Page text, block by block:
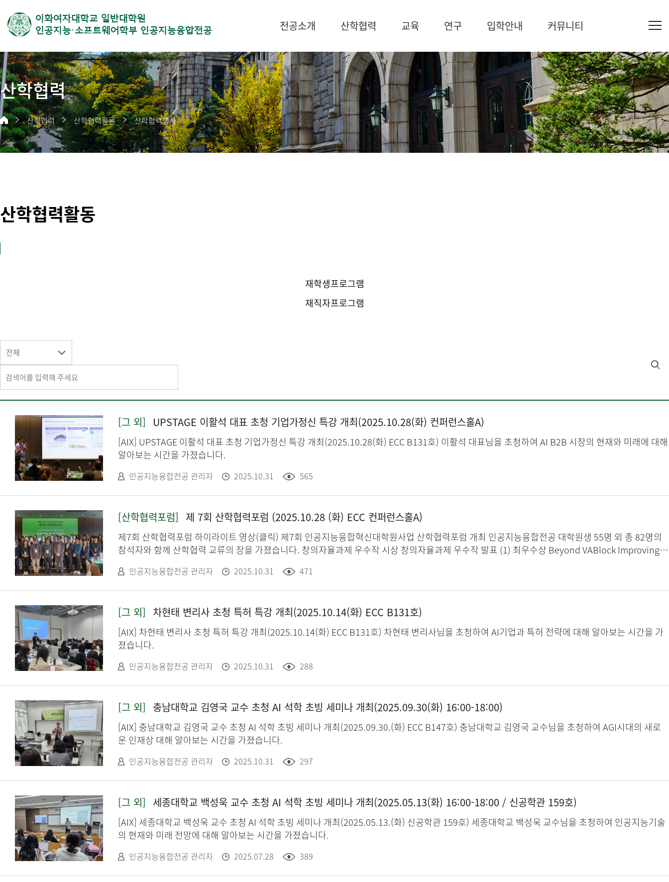
이화여자대학교 일반대학원
인공지능·소프트웨어학부 인공지능융합전공
전공소개 산학협력 교육 연구 입학안내 커뮤니티
산학협력
산학협력 산학협력활동 산학협력행사
산학협력활동
재학생프로그램
재직자프로그램
전체
[그 외] UPSTAGE 이활석 대표 초청 기업가정신 특강 개최(2025.10.28(화) 컨퍼런스홀A)
[AIX] UPSTAGE 이활석 대표 초청 기업가정신 특강 개최(2025.10.28(화) ECC B131호) 이활석 대표님을 초청하여 AI B2B 시장의 현재와 미래에 대해
알아보는 시간을 가졌습니다.
인공지능융합전공 관리자 2025.10.31 565
[산학협력포럼] 제 7회 산학협력포럼 (2025.10.28 (화) ECC 컨퍼런스홀A)
제7회 산학협력포럼 하이라이트 영상(클릭) 제7회 인공지능융합혁신대학원사업 산학협력포럼 개최 인공지능융합전공 대학원생 55명 외 총 82명의
참석자와 함께 산학협력 교류의 장을 가졌습니다. 창의자율과제 우수작 시상 창의자율과제 우수작 발표 (1) 최우수상 Beyond VABlock Improving
Geometric-based Meta Learning 인공지능융합전공 석박사통합과정 이유미 산학협력사례발표(1) 인공지능학과 최장환 교수님 산학협력사례발표
(2) 컴퓨터공학과 심재형 교수님 취업사례발표 한국과학기술정보연구원 김고운(1기 졸업생) 창업사례발표 이디엠가젯 김효민(4기 재학생)
인공지능융합전공 관리자 2025.10.31 471
[그 외] 차현태 변리사 초청 특허 특강 개최(2025.10.14(화) ECC B131호)
[AIX] 차현태 변리사 초청 특허 특강 개최(2025.10.14(화) ECC B131호) 차현태 변리사님을 초청하여 AI기업과 특허 전략에 대해 알아보는 시간을 가
졌습니다.
인공지능융합전공 관리자 2025.10.31 288
[그 외] 충남대학교 김영국 교수 초청 AI 석학 초빙 세미나 개최(2025.09.30(화) 16:00-18:00)
[AIX] 충남대학교 김영국 교수 초청 AI 석학 초빙 세미나 개최(2025.09.30.(화) ECC B147호) 충남대학교 김영국 교수님을 초청하여 AGI시대의 새로
운 인재상 대해 알아보는 시간을 가졌습니다.
인공지능융합전공 관리자 2025.10.31 297
[그 외] 세종대학교 백성욱 교수 초청 AI 석학 초빙 세미나 개최(2025.05.13(화) 16:00-18:00 / 신공학관 159호)
[AIX] 세종대학교 백성욱 교수 초청 AI 석학 초빙 세미나 개최(2025.05.13.(화) 신공학관 159호) 세종대학교 백성욱 교수님을 초청하여 인공지능기술
의 현재와 미래 전망에 대해 알아보는 시간을 가졌습니다.
인공지능융합전공 관리자 2025.07.28 389